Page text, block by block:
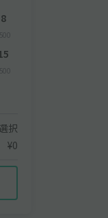
8
択
¥0